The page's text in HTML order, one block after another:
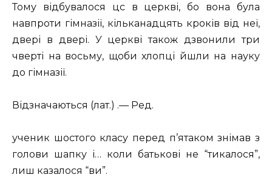
Тому відбувалося цс в церкві, бо вона була
навпроти гімназії, кільканадцять кроків від неї,
двері в двері. У церкві також дзвонили три
чверті на восьму, щоби хлопці йшли на науку
до гімназії.
Відзначаються (лат.) .— Ред.
ученик шостого класу перед п’ятаком знімав з
голови шапку і… коли батькові не “тикалося”,
лиш казалося “ви”.